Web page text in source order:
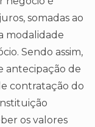
somadas ao
modalidade
Sendo assim,
antecipação de
contratação do
os valores